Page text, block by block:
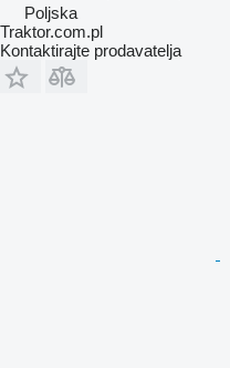
Poljska
Traktor.com.pl
Kontaktirajte prodavatelja